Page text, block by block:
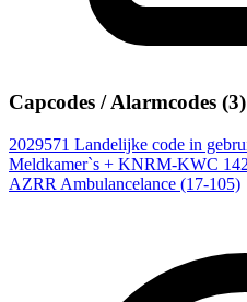
Capcodes / Alarmcodes (3)
2029571 Landelijke code in
Meldkamer`s + KNRM-KWC
AZRR Ambulancelance (17-105)